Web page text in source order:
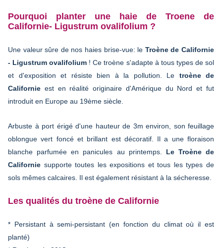
Pourquoi planter une haie de Troene de
Californie- Ligustrum ovalifolium ?
Une valeur sûre de nos haies brise-vue: le Troène de Californie
- Ligustrum ovalifolium ! Ce troène s'adapte à tous types de sol
et d'exposition et résiste bien à la pollution. Le troène de
Californie est en réalité originaire d'Amérique du Nord et fut
introduit en Europe au 19ème siècle.
Arbuste à port érigé d'une hauteur de 3m environ, son feuillage
oblongue vert foncé et brillant est décoratif. Il a une floraison
blanche parfumée en panicules au printemps. Le Troène de
Californie supporte toutes les expositions et tous les types de
sols mêmes calcaires. Il est également résistant à la sécheresse.
Les qualités du troène de Californie
* Persistant à semi-persistant (en fonction du climat où il est
planté)